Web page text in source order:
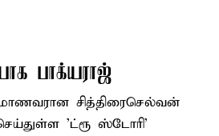
பாக்யராஜ்
சித்திரைசெல்வன்
'ட்ரூ ஸ்டோரி'